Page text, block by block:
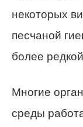
некоторых
песчаной
более
Многие
среды